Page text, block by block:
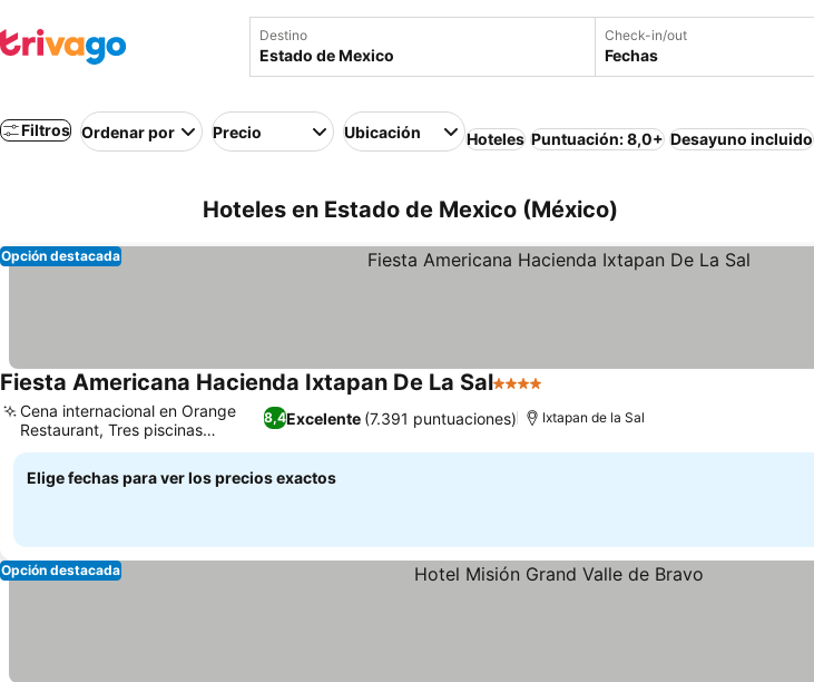
Destino Check-in/out
Fechas
Filtros Ordenar por Precio Ubicación Hoteles Puntuación: 8,0+ Desayuno incluido
Hoteles en Estado de Mexico (México)
Opción destacada
Fiesta Americana Hacienda Ixtapan De La Sal4 Estrellas
8,4Excelente (7.391 puntuaciones)
Cena internacional en Orange
Restaurant, Tres piscinas
diferentes
Ixtapan de la Sal
Elige fechas para ver los precios exactos
Opción destacada